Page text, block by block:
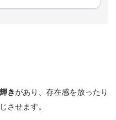
輝きがあり、存在感を放ったり
させます。